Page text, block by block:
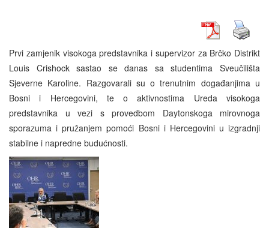
Prvi zamjenik visokoga predstavnika i supervizor za Brčko Distrikt
Louis Crishock sastao se danas sa studentima Sveučilišta
Sjeverne Karoline. Razgovarali su o trenutnim događanjima u
Bosni i Hercegovini, te o aktivnostima Ureda visokoga
predstavnika u vezi s provedbom Daytonskoga mirovnoga
sporazuma i pružanjem pomoći Bosni i Hercegovini u izgradnji
stabilne i napredne budućnosti.